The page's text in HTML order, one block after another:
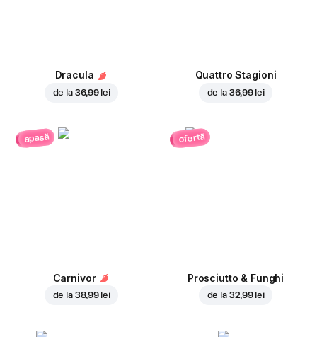
Dracula
de la 36,99 lei
Quattro Stagioni
de la 36,99 lei
apasă
Carnivor
de la 38,99 lei
ofertă
Prosciutto & Funghi
de la 32,99 lei